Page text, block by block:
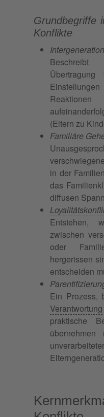
Grundbegriffe
Konflikte
Übertragung
(Eltern zu
Familiäre
in der
das
diffusen
Entstehen,
zwischen
oder
hergerissen
entscheiden
Ein Prozess,
Verantwortung
praktische